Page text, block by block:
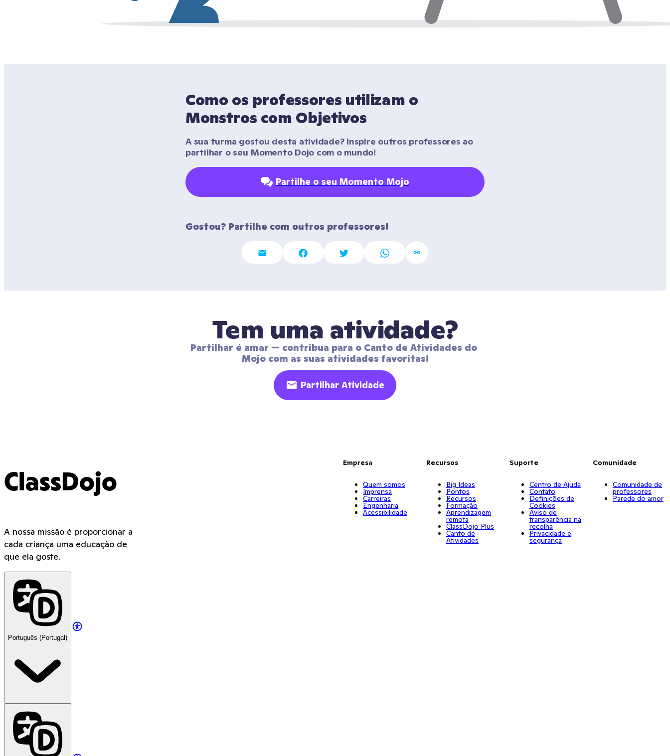
Como os professores utilizam o
Monstros com Objetivos
A sua turma gostou desta atividade? Inspire outros professores ao
partilhar o seu Momento Dojo com o mundo!
Partilhe o seu Momento Mojo
Gostou? Partilhe com outros professores!
Tem uma atividade?
Partilhar é amar — contribua para o Canto de Atividades do
Mojo com as suas atividades favoritas!
Partilhar Atividade
ClassDojo
A nossa missão é proporcionar a
cada criança uma educação de
que ela goste.
Português (Portugal)
Empresa
Quem somos
Imprensa
Carreiras
Engenharia
Acessibilidade
Recursos
Big Ideas
Pontos
Recursos
Formação
Aprendizagem
remota
ClassDojo Plus
Canto de
Atividades
Suporte
Centro de Ajuda
Contato
Definições de
Cookies
Aviso de
transparência na
recolha
Privacidade e
segurança
Comunidade
Comunidade de
professores
Parede do amor